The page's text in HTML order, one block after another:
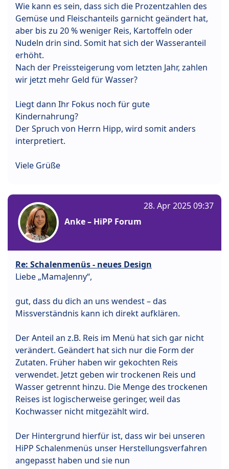
Wie kann es sein, dass sich die Prozentzahlen des
Gemüse und Fleischanteils garnicht geändert hat,
aber bis zu 20 % weniger Reis, Kartoffeln oder
Nudeln drin sind. Somit hat sich der Wasseranteil
erhöht.
Nach der Preissteigerung vom letzten Jahr, zahlen
wir jetzt mehr Geld für Wasser?
Liegt dann Ihr Fokus noch für gute
Kindernahrung?
Der Spruch von Herrn Hipp, wird somit anders
interpretiert.
Viele Grüße
Anke – HiPP Forum
28. Apr 2025 09:37
Re: Schalenmenüs - neues Design
Liebe „MamaJenny“,
gut, dass du dich an uns wendest – das
Missverständnis kann ich direkt aufklären.
Der Anteil an z.B. Reis im Menü hat sich gar nicht
verändert. Geändert hat sich nur die Form der
Zutaten. Früher haben wir gekochten Reis
verwendet. Jetzt geben wir trockenen Reis und
Wasser getrennt hinzu. Die Menge des trockenen
Reises ist logischerweise geringer, weil das
Kochwasser nicht mitgezählt wird.
Der Hintergrund hierfür ist, dass wir bei unseren
HiPP Schalenmenüs unser Herstellungsverfahren
angepasst haben und sie nun